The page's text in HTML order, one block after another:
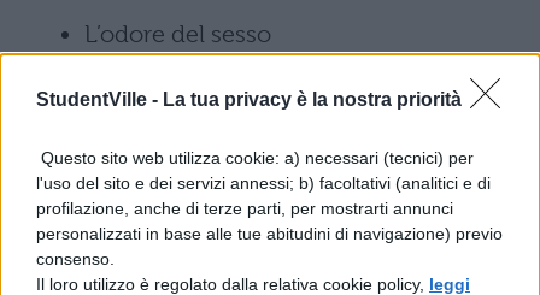
StudentVille - La tua privacy è la nostra priorità
Questo sito web utilizza cookie: a) necessari (tecnici) per
l'uso del sito e dei servizi annessi; b) facoltativi (analitici e di
profilazione, anche di terze parti, per mostrarti annunci
personalizzati in base alle tue abitudini di navigazione) previo
consenso.
Il loro utilizzo è regolato dalla relativa cookie policy, leggi
L’odore del sesso
Sulla mia strada
Vittime e complici
G come giungla
Ho fatto in tempo ad avere un futuro